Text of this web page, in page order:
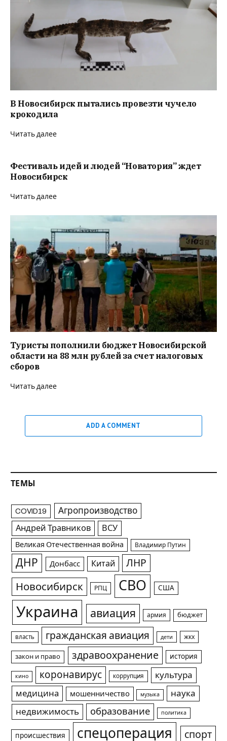
В Новосибирск пытались провезти чучело
крокодила
Читать далее
Фестиваль идей и людей “Новатория” ждет
Новосибирск
Читать далее
Туристы пополнили бюджет Новосибирской
области на 88 млн рублей за счет налоговых
сборов
Читать далее
ADD A COMMENT
ТЕМЫ
COVID19 Агропроизводство
Андрей Травников ВСУ
Великая Отечественная война Владимир Путин
ДНР Донбасс Китай ЛНР
Новосибирск РПЦ СВО США
Украина авиация армия бюджет
власть гражданская авиация дети жкх
закон и право здравоохранение история
кино коронавирус коррупция
культура
медицина
мошенничество музыка
наука
недвижимость
образование политика
происшествия спецоперация спорт